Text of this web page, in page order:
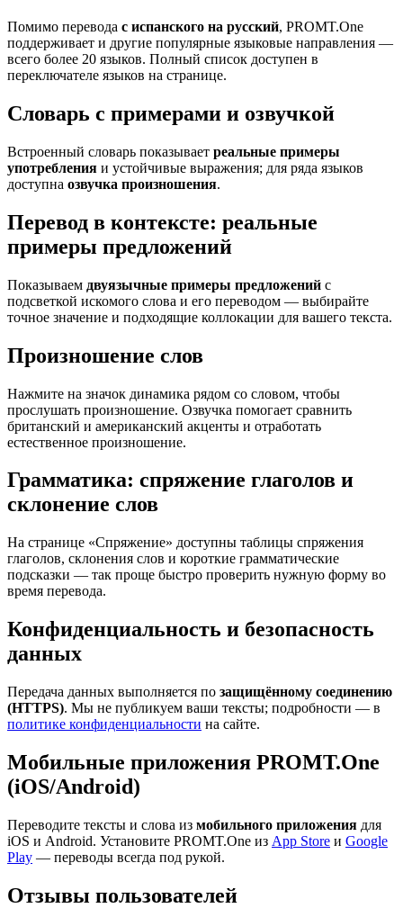
Помимо перевода с испанского на русский, PROMT.One
поддерживает и другие популярные языковые направления —
всего более 20 языков. Полный список доступен в
переключателе языков на странице.
Словарь с примерами и озвучкой
Встроенный словарь показывает реальные примеры
употребления и устойчивые выражения; для ряда языков
доступна озвучка произношения.
Перевод в контексте: реальные
примеры предложений
Показываем двуязычные примеры предложений с
подсветкой искомого слова и его переводом — выбирайте
точное значение и подходящие коллокации для вашего текста.
Произношение слов
Нажмите на значок динамика рядом со словом, чтобы
прослушать произношение. Озвучка помогает сравнить
британский и американский акценты и отработать
естественное произношение.
Грамматика: спряжение глаголов и
склонение слов
На странице «Спряжение» доступны таблицы спряжения
глаголов, склонения слов и короткие грамматические
подсказки — так проще быстро проверить нужную форму во
время перевода.
Конфиденциальность и безопасность
данных
Передача данных выполняется по защищённому соединению
(HTTPS). Мы не публикуем ваши тексты; подробности — в
политике конфиденциальности на сайте.
Мобильные приложения PROMT.One
(iOS/Android)
Переводите тексты и слова из мобильного приложения для
iOS и Android. Установите PROMT.One из App Store и Google
Play — переводы всегда под рукой.
Отзывы пользователей